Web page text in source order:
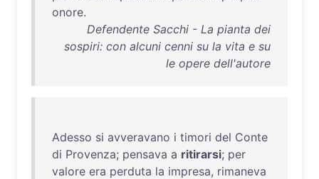
onore.
Defendente Sacchi - La pianta dei
sospiri: con alcuni cenni su la vita e su
le opere dell'autore
Adesso si avveravano i timori del Conte
di Provenza; pensava a ritirarsi; per
valore era perduta la impresa, rimaneva